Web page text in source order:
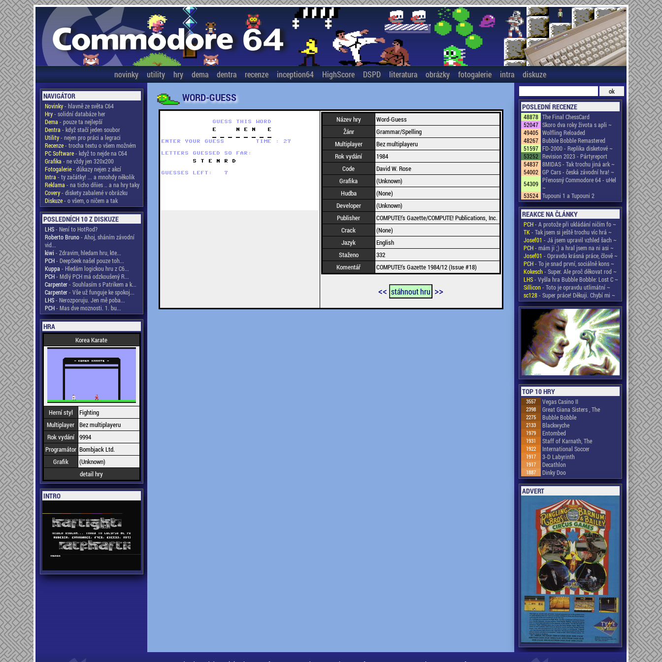
novinky utility hry dema dentra recenze inception64 HighScore DSPD literatura obrázky fotogalerie intra diskuze
NAVIGÁTOR
Novinky- hlavně ze světa C64
Hry- solidní databáze her
Dema - pouze ta nejlepší
Dentra - když stačí jeden soubor
Utility- nejen pro práci a legraci
Recenze- trocha textu o všem možném
PC Software- když to nejde na C64
Grafika - ne vždy jen 320x200
Fotogalerie- důkazy nejen z akcí
Intra - ty začátky! ... a mnohdy několik
Reklama - na ticho dňies .. a na hry taky
Covery- diskety zabalené v obrázku
Diskuze- o všem, o ničem a tak
POSLEDNÍCH 10 Z DISKUZE
LHS- Není to HotRod?
Roberto Bruno- Ahoj, sháním závodní
vid...
kiwi - Zdravim, hledam hru, kte...
PCH- DeepSeek našel pouze toh...
Kuppa - Hledám logickou hru z C6...
PCH- Mdlý PCH má odzkoušený R...
Carpenter- Souhlasím s Patrikem a k...
Carpenter- Vše už funguje ke spokoj...
LHS- Nerozporuju. Jen mě poba...
PCH- Mas dve moznosti. 1. bu...
HRA
Korea Karate
Herní styl
Fighting
Multiplayer Bez multiplayeru
Rok vydání 9994
Programátor Bombjack Ltd.
Grafik
(Unknown)
detail hry
INTRO
WORD-GUESS
Název hry
Word-Guess
Žánr
Grammar/Spelling
Multiplayer
Bez multiplayeru
Rok vydání
1984
Code
David W. Rose
Grafika
(Unknown)
Hudba
(None)
Developer
(Unknown)
Publisher
COMPUTE!'s Gazette/COMPUTE! Publications, Inc.
Crack
(None)
Jazyk
English
Staženo
332
Komentář
COMPUTE!'s Gazette 1984/12 (Issue #18)
<< stáhnout hru >>
POSLEDNÍ RECENZE
48878 The Final ChessCard
52047 Skoro dva roky života s apli ~
49405 Wolfling Reloaded
48267 Bubble Bobble Remastered
51597 FD-2000 - Replika disketové ~
53252 Revision 2023 - Pártyreport
54837 8MIDAS - Tak trochu jiná ark ~
54002 GP Cars - česká závodní hra! ~
54309 Přenosný Commodore 64 - uHel
~
53524 Tupouni 1 a Tupouni 2
REAKCE NA ČLÁNKY
PCH- A protože při ukládání ničím fo ~
TK- Tak jsem si ještě trochu víc hrá ~
Josef01 - Já jsem upravil vzhled šach ~
PCH- mám ji ;) a hral jsem na ni asi ~
Josef01 - Opravdu krásná práce, člově ~
PCH- To je snad první, sociálně kons ~
Kokesch- Super. Ale proč děkovat rod ~
LHS- Vyšla hra Bubble Bobble: Lost C ~
Sillicon- Toto je opravdu utlimátní ~
sc128- Super práce! Děkuji. Chybí mi ~
TOP 10 HRY
3557 Vegas Casino II
2398 Great Giana Sisters , The
2275 Bubble Bobble
2133 Blackwyche
1979 Entombed
1931 Staff of Karnath, The
1922 International Soccer
1917 3-D Labyrinth
1917 Decathlon
1887 Dinky Doo
ADVERT